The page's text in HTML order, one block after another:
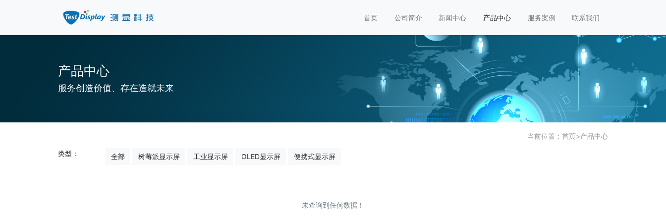
首页 公司简介 新闻中心 产品中心 服务案例 联系我们
产品中心
服务创造价值、存在造就未来
当前位置： 首页>产品中心
类型： 全部 树莓派显示屏 工业显示屏 OLED显示屏 便携式显示屏
未查询到任何数据！